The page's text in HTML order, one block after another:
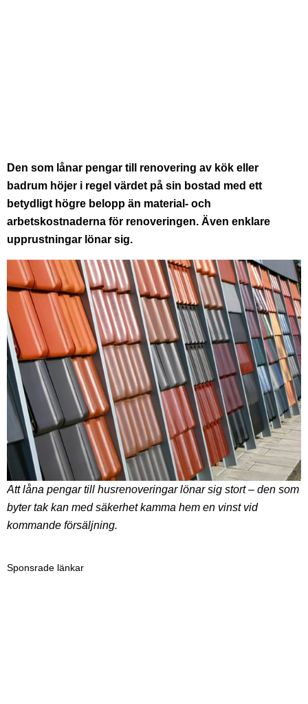
Den som lånar pengar till renovering av kök eller
badrum höjer i regel värdet på sin bostad med ett
betydligt högre belopp än material- och
arbetskostnaderna för renoveringen. Även enklare
upprustningar lönar sig.
Att låna pengar till husrenoveringar lönar sig stort – den som
byter tak kan med säkerhet kamma hem en vinst vid
kommande försäljning.
Sponsrade länkar